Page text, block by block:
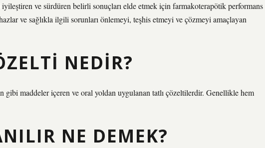
ve sürdüren belirli sonuçları elde etmek için farmakoterapötik performans
ve sağlıkla ilgili sorunları önlemeyi, teşhis etmeyi ve çözmeyi amaçlayan
NEDIR?
maddeler içeren ve oral yoldan uygulanan tatlı çözeltilerdir. Genellikle hem
NE DEMEK?